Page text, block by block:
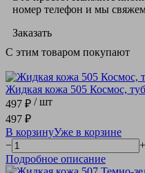
номер телефон и мы
Заказать
С этим товаром покупают
Жидкая кожа 505 Космос,
497 ₽ / шт
497 ₽
В корзинуУже в корзине
−
+
Подробное описание